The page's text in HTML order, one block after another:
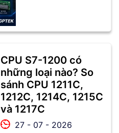
CPU S7-1200 có
những loại nào? So
sánh CPU 1211C,
1212C, 1214C, 1215C
và 1217C
27 - 07 - 2026